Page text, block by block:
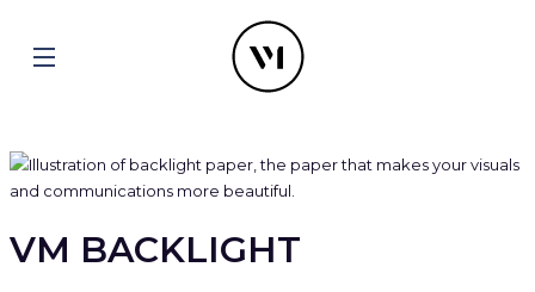
VM BACKLIGHT